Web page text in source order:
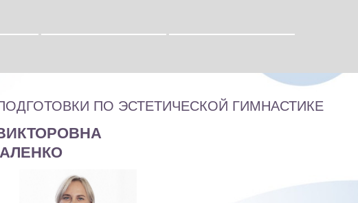
ПО ЭСТЕТИЧЕСКОЙ ГИМНАСТИКЕ